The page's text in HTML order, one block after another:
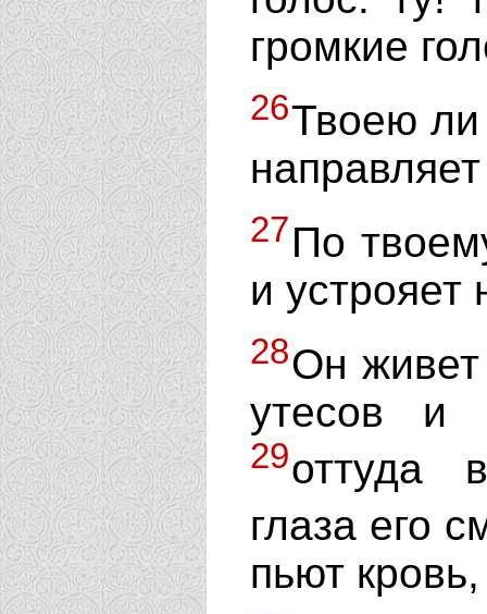
громкие
26Твоею ли
27По
и устрояет
28Он живет
утесов и
29оттуда
глаза его
пьют